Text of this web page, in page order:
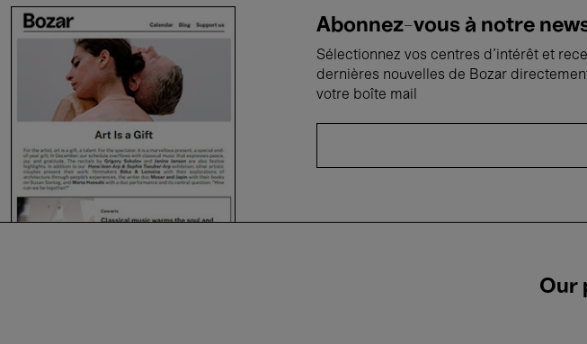
Abonnez-vous à notre
Sélectionnez vos centres d'intérêt et
dernières nouvelles de Bozar
votre boîte mail
Our